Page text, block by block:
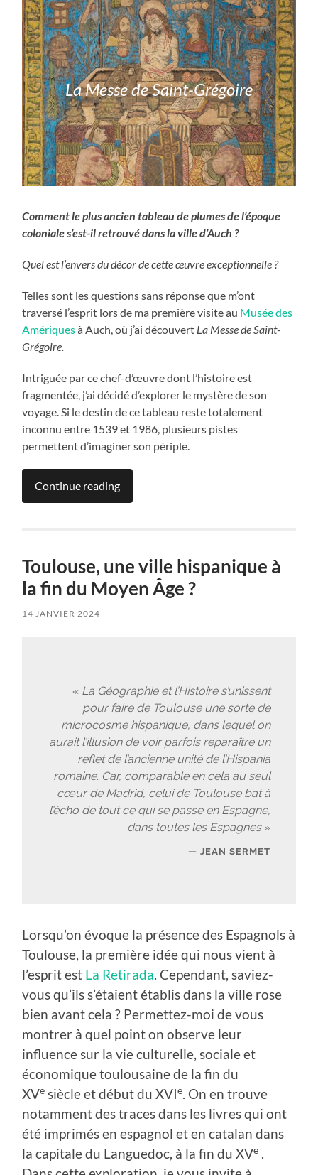
La Messe de Saint-Grégoire
Comment le plus ancien tableau de plumes de l’époque
coloniale s’est-il retrouvé dans la ville d’Auch ?
Quel est l’envers du décor de cette œuvre exceptionnelle ?
Telles sont les questions sans réponse que m’ont
traversé l’esprit lors de ma première visite au Musée des
Amériquesà Auch, où j’ai découvert La Messe de Saint-
Grégoire.
Intriguée par ce chef-d’œuvre dont l’histoire est
fragmentée, j’ai décidé d’explorer le mystère de son
voyage. Si le destin de ce tableau reste totalement
inconnu entre 1539 et 1986, plusieurs pistes
permettent d’imaginer son périple.
Continue reading
Toulouse, une ville hispanique à
la fin du Moyen Âge ?
14 JANVIER 2024
« La Géographie et l’Histoire s’unissent
pour faire de Toulouse une sorte de
microcosme hispanique, dans lequel on
aurait l’illusion de voir parfois reparaître un
reflet de l’ancienne unité de l’Hispania
romaine. Car, comparable en cela au seul
cœur de Madrid, celui de Toulouse bat à
l’écho de tout ce qui se passe en Espagne,
dans toutes les Espagnes»
JEAN SERMET
Lorsqu’on évoque la présence des Espagnols à
Toulouse, la première idée qui nous vient à
l’esprit est La Retirada. Cependant, saviez-
vous qu’ils s’étaient établis dans la ville rose
bien avant cela ? Permettez-moi de vous
montrer à quel point on observe leur
influence sur la vie culturelle, sociale et
économique toulousaine de la fin du
XVe siècle et début du XVIe. On en trouve
notamment des traces dans les livres qui ont
été imprimés en espagnol et en catalan dans
la capitale du Languedoc, à la fin du XVe .